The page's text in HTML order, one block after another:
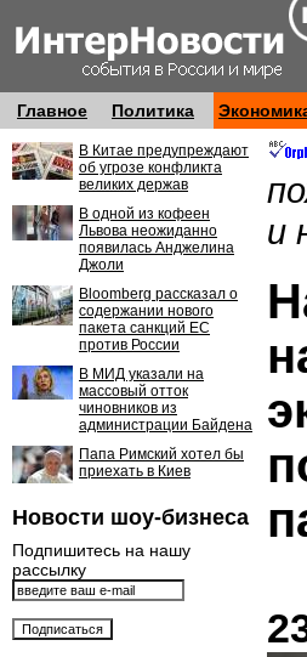
Главное Политика
В Китае предупреждают
об угрозе конфликта
великих держав
В одной из кофеен
Львова неожиданно
появилась Анджелина
Джоли
Bloomberg рассказал о
содержании нового
пакета санкций ЕС
против России
В МИД указали на
массовый отток
чиновников из
администрации Байдена
Папа Римский хотел бы
приехать в Киев
Новости шоу-бизнеса
Подпишитесь на нашу
рассылку
и